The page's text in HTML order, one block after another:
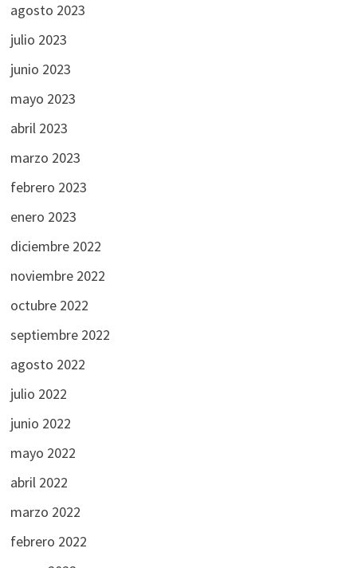
agosto 2023
julio 2023
junio 2023
mayo 2023
abril 2023
marzo 2023
febrero 2023
enero 2023
diciembre 2022
noviembre 2022
octubre 2022
septiembre 2022
agosto 2022
julio 2022
junio 2022
mayo 2022
abril 2022
marzo 2022
febrero 2022